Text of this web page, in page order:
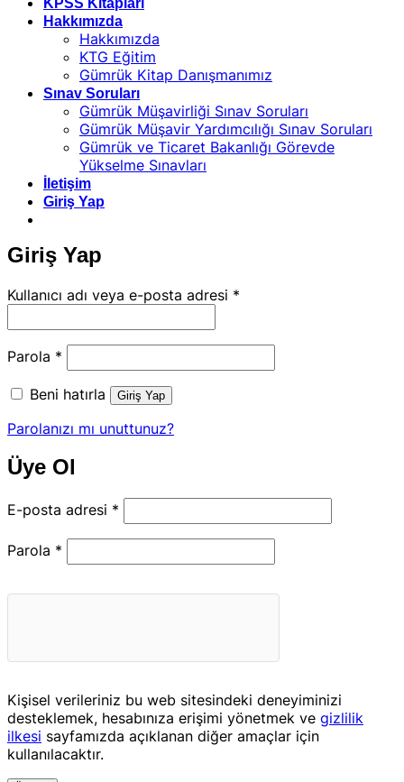
Hakkımızda
Hakkımızda
KTG Eğitim
Gümrük Kitap Danışmanımız
Sınav Soruları
Gümrük Müşavirliği Sınav Soruları
Gümrük Müşavir Yardımcılığı Sınav Soruları
Gümrük ve Ticaret Bakanlığı Görevde
Yükselme Sınavları
İletişim
Giriş Yap
Giriş Yap
Kullanıcı adı veya e-posta adresi *
Parola *
Beni hatırla Giriş Yap
Parolanızı mı unuttunuz?
Üye Ol
E-posta adresi *
Parola *
Kişisel verileriniz bu web sitesindeki deneyiminizi
desteklemek, hesabınıza erişimi yönetmek ve gizlilik
ilkesi sayfamızda açıklanan diğer amaçlar için
kullanılacaktır.